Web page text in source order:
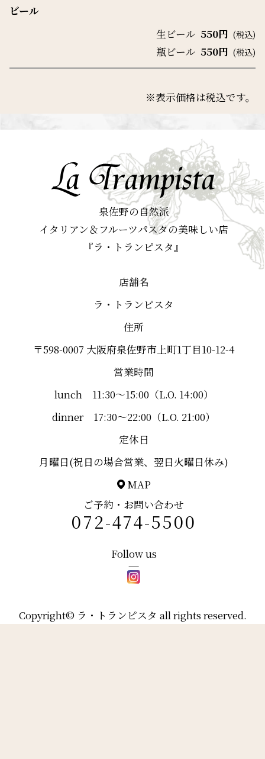
ビール
生ビール 550円 (税込)
瓶ビール 550円 (税込)
※表示価格は税込です。
泉佐野の自然派
イタリアン＆フルーツパスタの美味しい店
『ラ・トランピスタ』
店舗名
ラ・トランピスタ
住所
〒598-0007 大阪府泉佐野市上町1丁目10-12-4
営業時間
lunch 11:30～15:00（L.O. 14:00）
dinner 17:30～22:00（L.O. 21:00）
定休日
月曜日(祝日の場合営業、翌日火曜日休み)
MAP
ご予約・お問い合わせ
072-474-5500
Follow us
Copyright© ラ・トランピスタ all rights reserved.